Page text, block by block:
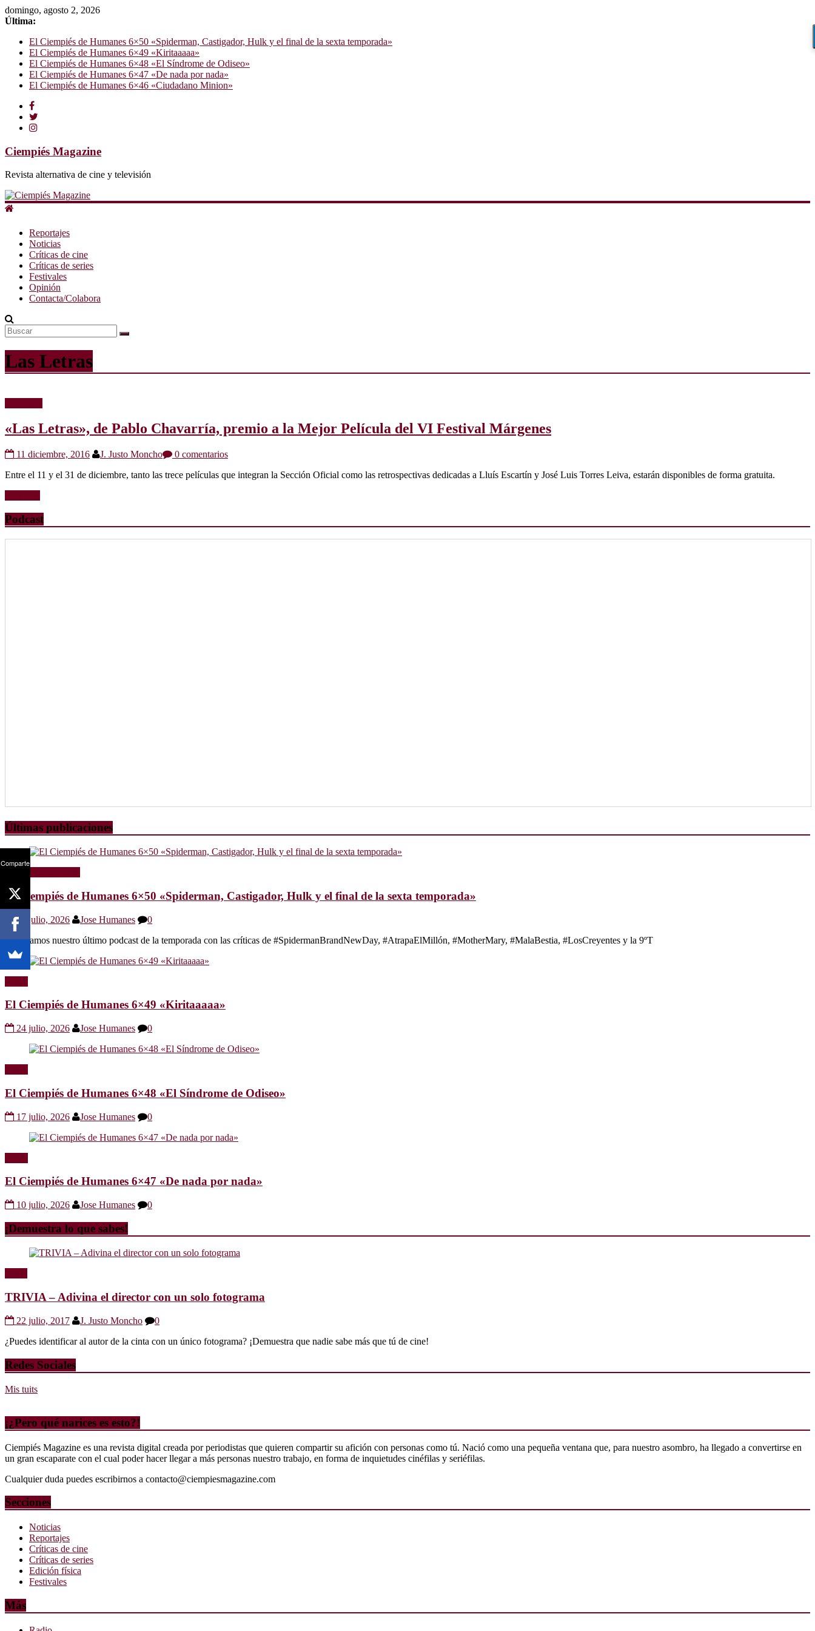
domingo, agosto 2, 2026
Última:
El Ciempiés de Humanes 6×50 «Spiderman, Castigador, Hulk y el final de la sexta temporada»
El Ciempiés de Humanes 6×49 «Kiritaaaaa»
El Ciempiés de Humanes 6×48 «El Síndrome de Odiseo»
El Ciempiés de Humanes 6×47 «De nada por nada»
El Ciempiés de Humanes 6×46 «Ciudadano Minion»
Ciempiés Magazine
Revista alternativa de cine y televisión
Reportajes
Noticias
Críticas de cine
Críticas de series
Festivales
Opinión
Contacta/Colabora
Las Letras
«Las Letras», de Pablo Chavarría, premio a la Mejor Película del VI Festival Márgenes
11 diciembre, 2016 J. Justo Moncho
0 comentarios
Entre el 11 y el 31 de diciembre, tanto las trece películas que integran la Sección Oficial como las retrospectivas dedicadas a Lluís Escartín y José Luis Torres Leiva, estarán disponibles de forma gratuita.
Podcast
Últimas publicaciones
El Ciempiés de Humanes 6×50 «Spiderman, Castigador, Hulk y el final de la sexta temporada»
30 julio, 2026 Jose Humanes
0
Os dejamos nuestro último podcast de la temporada con las críticas de #SpidermanBrandNewDay, #AtrapaElMillón, #MotherMary, #MalaBestia, #LosCreyentes y la 9ºT
El Ciempiés de Humanes 6×49 «Kiritaaaaa»
24 julio, 2026 Jose Humanes 0
El Ciempiés de Humanes 6×48 «El Síndrome de Odiseo»
17 julio, 2026 Jose Humanes 0
El Ciempiés de Humanes 6×47 «De nada por nada»
10 julio, 2026 Jose Humanes 0
¡Demuestra lo que sabes!
TRIVIA – Adivina el director con un solo fotograma
22 julio, 2017 J. Justo Moncho
0
¿Puedes identificar al autor de la cinta con un único fotograma? ¡Demuestra que nadie sabe más que tú de cine!
Redes Sociales
Mis tuits
¡¿Pero qué narices es esto?!
Ciempiés Magazine es una revista digital creada por periodistas que quieren compartir su afición con personas como tú. Nació como una pequeña ventana que, para nuestro asombro, ha llegado a convertirse en
un gran escaparate con el cual poder hacer llegar a más personas nuestro trabajo, en forma de inquietudes cinéfilas y seriéfilas.
Cualquier duda puedes escribirnos a contacto@ciempiesmagazine.com
Secciones
Noticias
Reportajes
Críticas de cine
Críticas de series
Edición física
Festivales
Más
Comparte